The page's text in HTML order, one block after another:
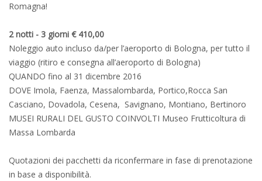
Romagna!
2 notti - 3 giorni € 410,00
Noleggio auto incluso da/per l’aeroporto di Bologna, per tutto il
viaggio (ritiro e consegna all’aeroporto di Bologna)
QUANDO fino al 31 dicembre 2016
DOVE Imola, Faenza, Massalombarda, Portico,Rocca San
Casciano, Dovadola, Cesena, Savignano, Montiano, Bertinoro
MUSEI RURALI DEL GUSTO COINVOLTI Museo Frutticoltura di
Massa Lombarda
Quotazioni dei pacchetti da riconfermare in fase di prenotazione
in base a disponibilità.